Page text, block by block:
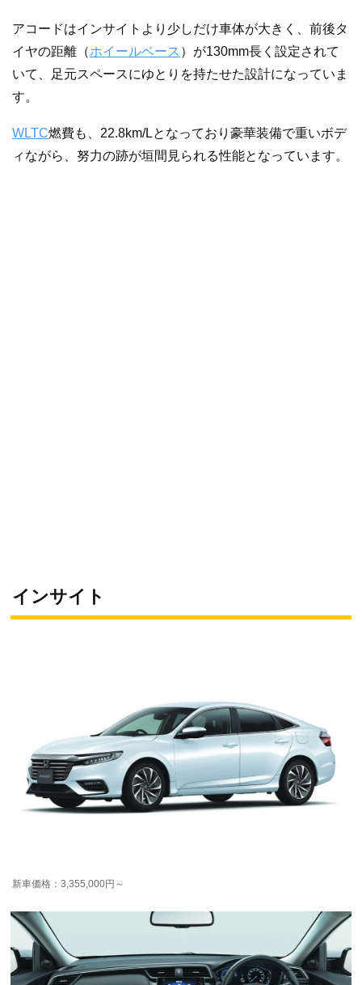
アコードはインサイトより少しだけ車体が大きく、前後タ
イヤの距離（ホイールベース ）が130mm長く設定されて
いて、足元スペースにゆとりを持たせた設計になっていま
す。
WLTC燃費も、22.8km/Lとなっており豪華装備で重いボデ
ィながら、努力の跡が垣間見られる性能となっています。
インサイト
新車価格：3,355,000円～